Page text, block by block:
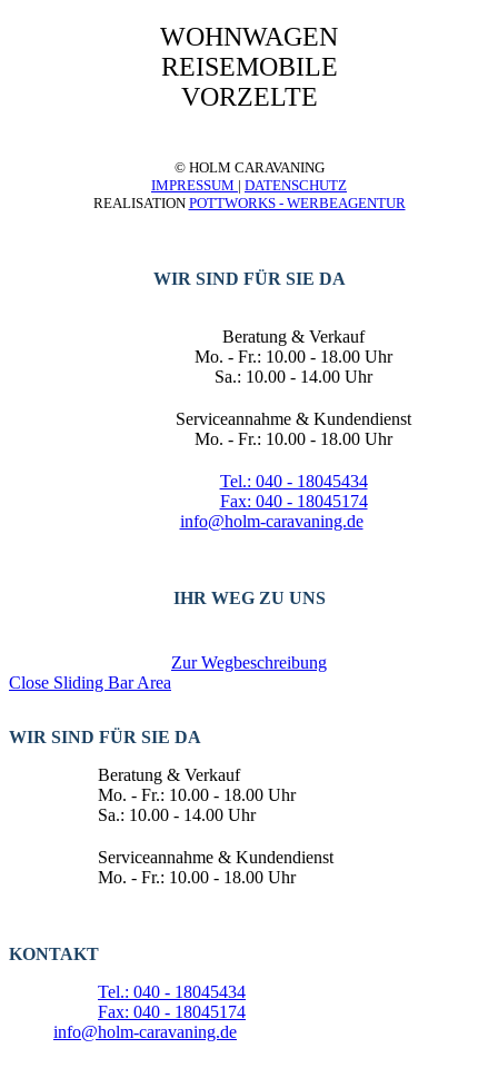
WOHNWAGEN
REISEMOBILE
VORZELTE
© HOLM CARAVANING
IMPRESSUM | DATENSCHUTZ
REALISATION POTTWORKS - WERBEAGENTUR
WIR SIND FÜR SIE DA
Beratung & Verkauf
Mo. - Fr.: 10.00 - 18.00 Uhr
Sa.: 10.00 - 14.00 Uhr
Serviceannahme & Kundendienst
Mo. - Fr.: 10.00 - 18.00 Uhr
Tel.: 040 - 18045434
Fax: 040 - 18045174
info@holm-caravaning.de
IHR WEG ZU UNS
Zur Wegbeschreibung
Close Sliding Bar Area
WIR SIND FÜR SIE DA
Beratung & Verkauf
Mo. - Fr.: 10.00 - 18.00 Uhr
Sa.: 10.00 - 14.00 Uhr
Serviceannahme & Kundendienst
Mo. - Fr.: 10.00 - 18.00 Uhr
KONTAKT
Tel.: 040 - 18045434
Fax: 040 - 18045174
info@holm-caravaning.de